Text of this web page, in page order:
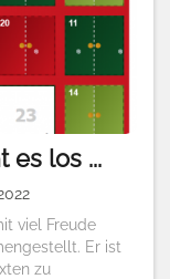
es los ...
viel Freude
Er ist
zu